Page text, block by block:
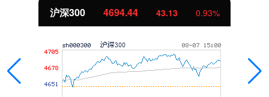
北证50 1134.24 11.37